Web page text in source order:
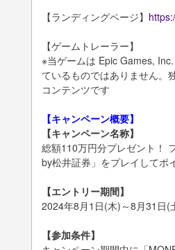
【ランディングページ】
【ゲームトレーラー】
※当ゲームは Epic Games,
ているものではありません。
コンテンツです
【キャンペーン概要】
【キャンペーン名称】
総額110万円分プレゼント！
by松井証券」をプレイしてポ
【エントリー期間】
2024年8月1日(木)～8月31日(
【参加条件】